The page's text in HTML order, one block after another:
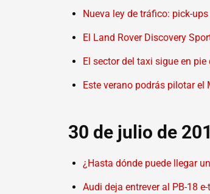
Nueva ley de tráfico: pick-
El Land Rover Discovery
El sector del taxi sigue en
Este verano podrás pilotar
30 de julio de
¿Hasta dónde puede llegar
Audi deja entrever al PB-18